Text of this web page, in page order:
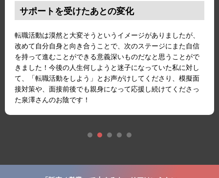
サポートを受けたあとの変化
転職活動は漠然と大変そうというイメージがありましたが、
改めて自分自身と向き合うことで、次のステージにまた自信
を持って進むことができる意義深いものだなと思うことがで
きました！今後の人生何しようと迷子になっていた私に対し
て、「転職活動をしよう」とお声がけしてくださり、模擬面
接対策や、面接前後でも親身になって応援し続けてくださっ
た泉澤さんのお陰です！